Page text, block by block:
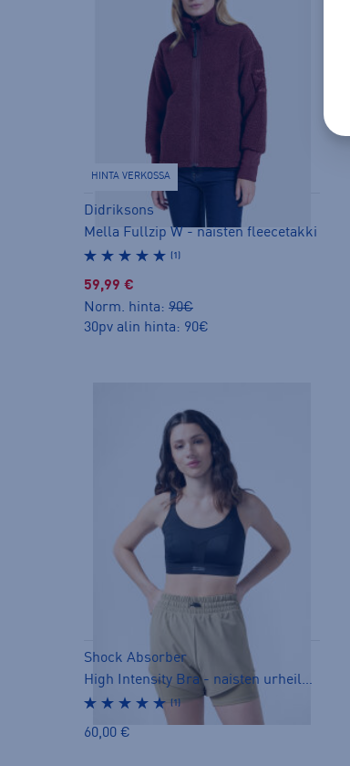
HINTA VERKOSSA
Didriksons
Mella Fullzip W - naisten fleecetakki
(1)
59,99 €
Norm. hinta: 90€
30pv alin hinta: 90€
Shock Absorber
High Intensity Bra - naisten urheiluliivit
(1)
60,00 €